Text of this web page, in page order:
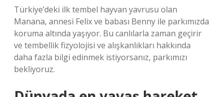
Türkiye’deki ilk tembel hayvan yavrusu olan
Manana, annesi Felix ve babası Benny ile parkımızda
koruma altında yaşıyor. Bu canlılarla zaman geçirir
ve tembellik fizyolojisi ve alışkanlıkları hakkında
daha fazla bilgi edinmek istiyorsanız, parkımızı
bekliyoruz.